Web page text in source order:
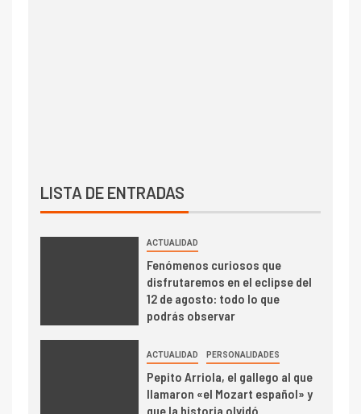
LISTA DE ENTRADAS
ACTUALIDAD
Fenómenos curiosos que
disfrutaremos en el eclipse del
12 de agosto: todo lo que
podrás observar
ACTUALIDAD PERSONALIDADES
Pepito Arriola, el gallego al que
llamaron «el Mozart español» y
que la historia olvidó